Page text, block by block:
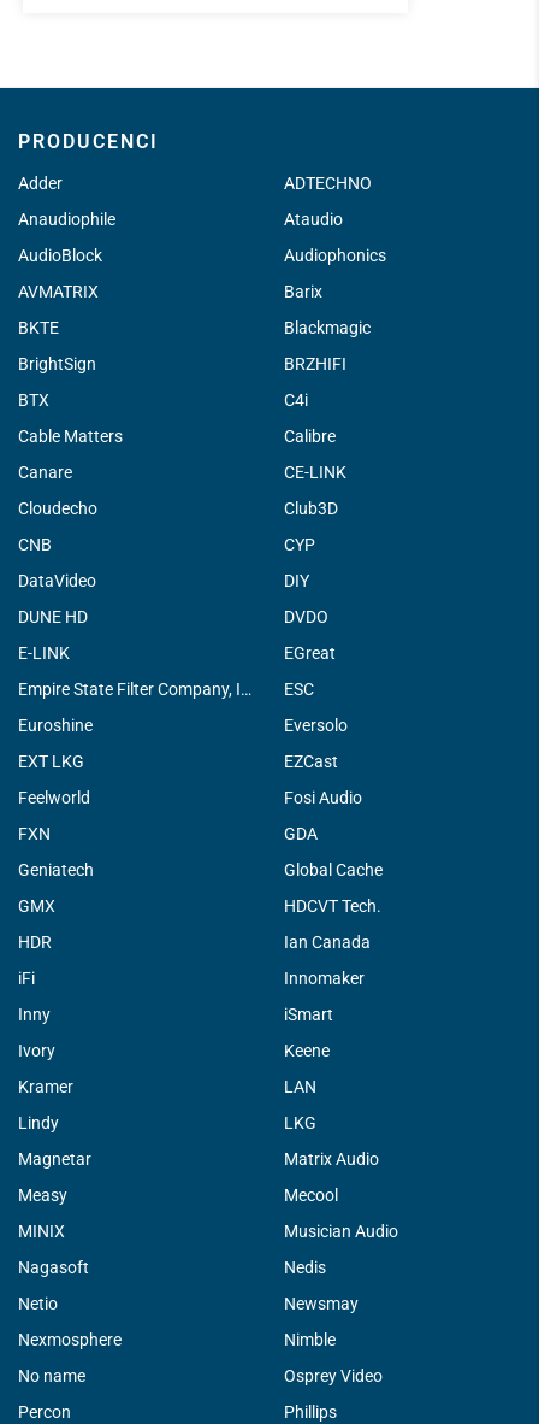
PRODUCENCI
Adder
ADTECHNO
Anaudiophile
Ataudio
AudioBlock
Audiophonics
AVMATRIX
Barix
BKTE
Blackmagic
BrightSign
BRZHIFI
BTX
C4i
Cable Matters
Calibre
Canare
CE-LINK
Cloudecho
Club3D
CNB
CYP
DataVideo
DIY
DUNE HD
DVDO
E-LINK
EGreat
Empire State Filter Company, INC.
ESC
Euroshine
Eversolo
EXT LKG
EZCast
Feelworld
Fosi Audio
FXN
GDA
Geniatech
Global Cache
GMX
HDCVT Tech.
HDR
Ian Canada
iFi
Innomaker
Inny
iSmart
Ivory
Keene
Kramer
LAN
Lindy
LKG
Magnetar
Matrix Audio
Measy
Mecool
MINIX
Musician Audio
Nagasoft
Nedis
Netio
Newsmay
Nexmosphere
Nimble
No name
Osprey Video
Percon
Phillips